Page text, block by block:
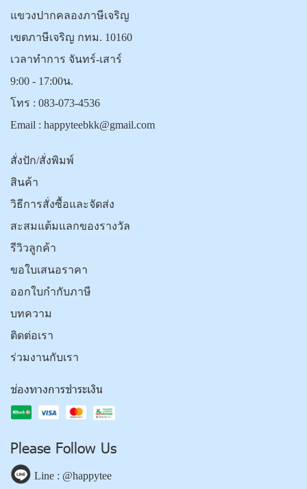
แขวงปากคลองภาษีเจริญ
เขตภาษีเจริญ กทม. 10160
เวลาทำการ จันทร์-เสาร์
9:00 - 17:00น.
โทร : 083-073-4536
Email : happyteebkk@gmail.com
สั่งปัก/สั่งพิมพ์
สินค้า
วิธีการสั่งซื้อและจัดส่ง
สะสมแต้มแลกของรางวัล
รีวิวลูกค้า
ขอใบเสนอราคา
ออกใบกำกับภาษี
บทความ
ติดต่อเรา
ร่วมงานกับเรา
ช่องทางการชำระเงิน
Please Follow Us
Line : @happytee